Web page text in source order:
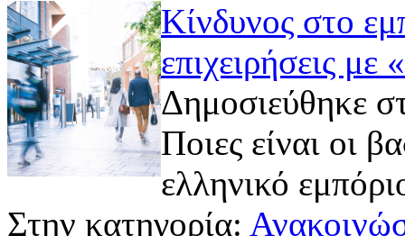
Κίνδυνος στο
επιχειρήσεις
Δημοσιεύθηκε
Ποιες είναι οι
ελληνικό
Στην κατηγορία: